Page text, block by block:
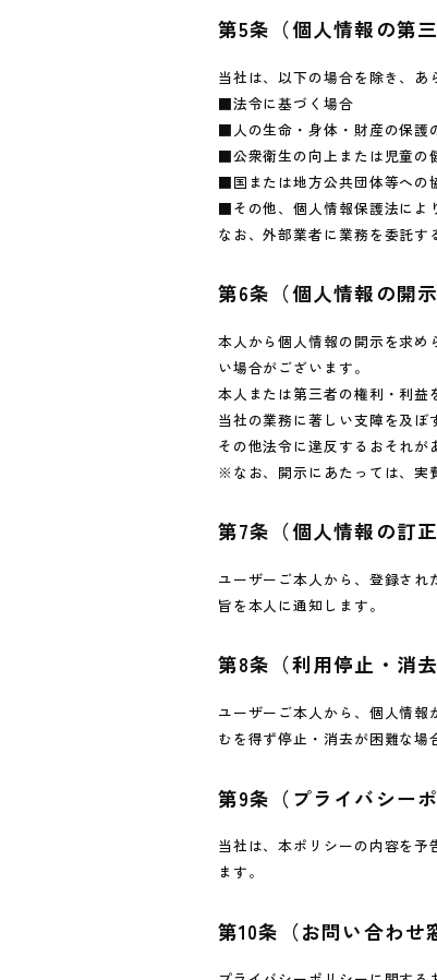
第5条（個人情報の第三
当社は、以下の場合を除き、あ
■法令に基づく場合
■人の生命・身体・財産の保護
■公衆衛生の向上または児童の
■国または地方公共団体等への
■その他、個人情報保護法によ
なお、外部業者に業務を委託す
第6条（個人情報の開示
本人から個人情報の開示を求
い場合がございます。
本人または第三者の権利・利益
当社の業務に著しい支障を及ぼ
その他法令に違反するおそれが
※なお、開示にあたっては、実
第7条（個人情報の訂正
ユーザーご本人から、登録さ
旨を本人に通知します。
第8条（利用停止・消去
ユーザーご本人から、個人情
むを得ず停止・消去が困難な場
第9条（プライバシー
当社は、本ポリシーの内容を
ます。
第10条（お問い合わせ